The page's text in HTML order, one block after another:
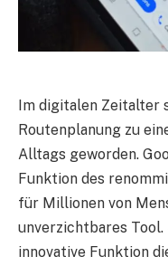
Im digitalen Zeitalter
Routenplanung zu
Alltags geworden.
Funktion des
für Millionen von
unverzichtbares Tool.
innovative Funktion